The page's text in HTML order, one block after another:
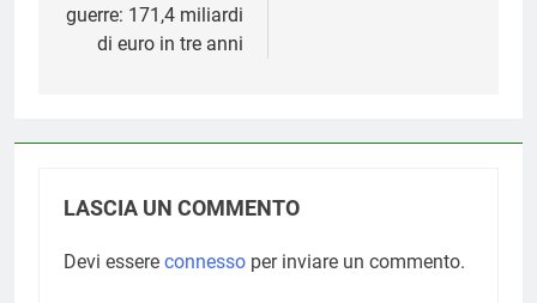
guerre: 171,4 miliardi
di euro in tre anni
LASCIA UN COMMENTO
Devi essere connesso per inviare un commento.